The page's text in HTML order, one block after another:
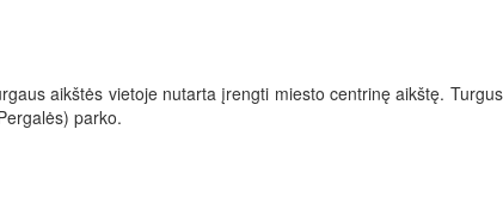
aikštės vietoje nutarta įrengti miesto centrinę aikštę.
parko.